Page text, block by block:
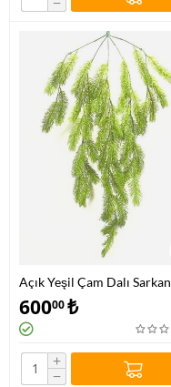
Açık Yeşil Çam Dalı Sarkan
60000₺
+
−